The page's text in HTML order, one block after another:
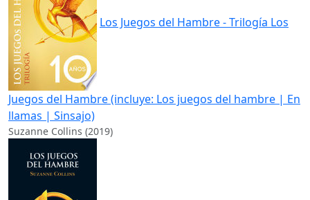
Los Juegos del Hambre - Trilogía Los
Juegos del Hambre (incluye: Los juegos del hambre | En
llamas | Sinsajo)
Suzanne Collins (2019)